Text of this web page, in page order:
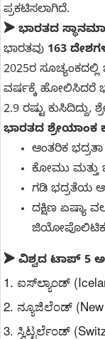
ಪ್ರಕಟಿಸಲಾಗಿದೆ.
➤ ಭಾರತದ
ಭಾರತವು 163
2025ರ ಸೂಚ್ಯಂಕದಲ್ಲಿ
ವರ್ಷಕ್ಕೆ ಹೋಲಿಸಿದರೆ
2.9 ರಷ್ಟು
ಭಾರತದ ಶ್ರೇಯಾಂಕ
ಆಂತರಿಕ ಭದ್ರತಾ
ಕೋಮು ಮತ್ತು
ಗಡಿ ಭದ್ರತೆಯ
ದಕ್ಷಿಣ ಏಷ್ಯಾ
➤ ವಿಶ್ವದ ಟಾಪ್ 5
1. ಐಸ್‌ಲ್ಯಾಂಡ್
2. ನ್ಯೂಜಿಲೆಂಡ್ (New
3. ಸ್ವಿಟ್ಟರ್ಲೆಂಡ್